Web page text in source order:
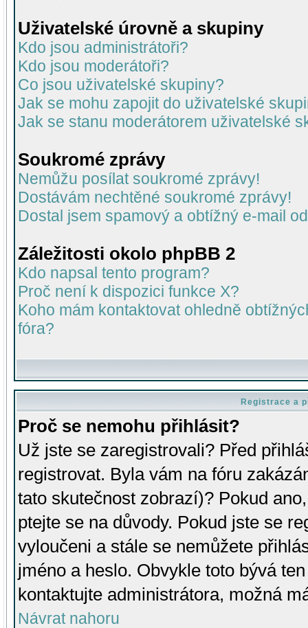
Uživatelské úrovně a skupiny
Kdo jsou administrátoři?
Kdo jsou moderátoři?
Co jsou uživatelské skupiny?
Jak se mohu zapojit do uživatelské
Jak se stanu moderátorem uživatelské
Soukromé zprávy
Nemůžu posílat soukromé zprávy!
Dostávám nechtěné soukromé zprávy!
Dostal jsem spamový a obtížný e-mail
Záležitosti okolo phpBB 2
Kdo napsal tento program?
Proč není k dispozici funkce X?
Koho mám kontaktovat ohledně
fóra?
Registrace a
Proč se nemohu přihlásit?
Už jste se zaregistrovali? Před
registrovat. Byla vám na fóru
tato skutečnost zobrazí)? Pokud
ptejte se na důvody. Pokud jste se
vyloučeni a stále se nemůžete
jméno a heslo. Obvykle toto bývá
kontaktujte administrátora, možná
Návrat nahoru